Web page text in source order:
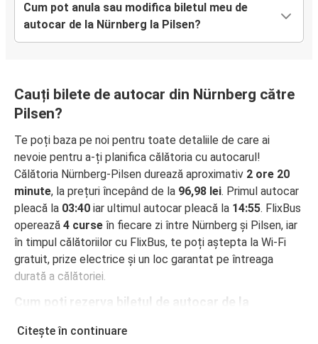
Cum pot anula sau modifica biletul meu de
autocar de la Nürnberg la Pilsen?
Cauți bilete de autocar din Nürnberg către
Pilsen?
Te poți baza pe noi pentru toate detaliile de care ai
nevoie pentru a-ți planifica călătoria cu autocarul!
Călătoria Nürnberg-Pilsen durează aproximativ 2 ore 20
minute, la prețuri începând de la 96,98 lei. Primul autocar
pleacă la 03:40 iar ultimul autocar pleacă la 14:55. FlixBus
operează 4 curse în fiecare zi între Nürnberg și Pilsen, iar
în timpul călătoriilor cu FlixBus, te poți aștepta la Wi-Fi
gratuit, prize electrice și un loc garantat pe întreaga
durată a călătoriei.
Cum poți rezerva biletul de autocar de la
Citește în continuare